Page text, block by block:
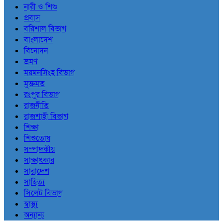
নারী ও শিশু
প্রবাস
বরিশাল বিভাগ
বাংলাদেশ
বিনোদন
ভ্রমণ
ময়মনসিংহ বিভাগ
মুক্তমত
রংপুর বিভাগ
রাজনীতি
রাজশাহী বিভাগ
শিক্ষা
শিশুতোষ
সম্পাদকীয়
সাক্ষাৎকার
সারাদেশ
সাহিত্য
সিলেট বিভাগ
স্বাস্থ্য
অন্যান্য